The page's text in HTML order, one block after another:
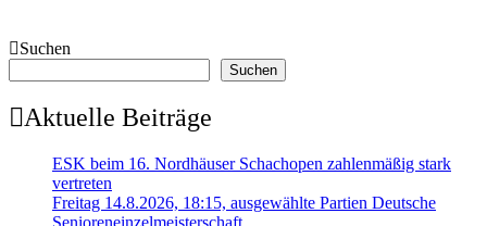
Suchen
Suchen
Aktuelle Beiträge
ESK beim 16. Nordhäuser Schachopen zahlenmäßig stark
vertreten
Freitag 14.8.2026, 18:15, ausgewählte Partien Deutsche
Senioreneinzelmeisterschaft